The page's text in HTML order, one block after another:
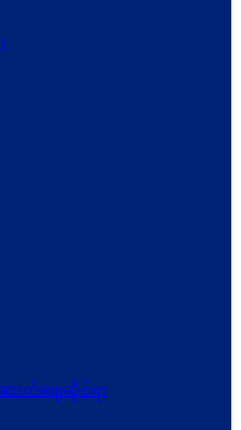
က်ရေးဆိုင်ရာ